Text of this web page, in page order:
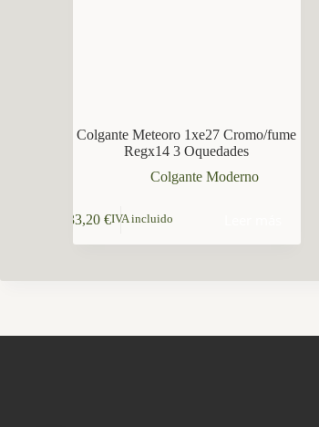
Colgante Meteoro 1xe27 Cromo/fume
Regx14 3 Oquedades
Colgante Moderno
33,20€IVA incluido